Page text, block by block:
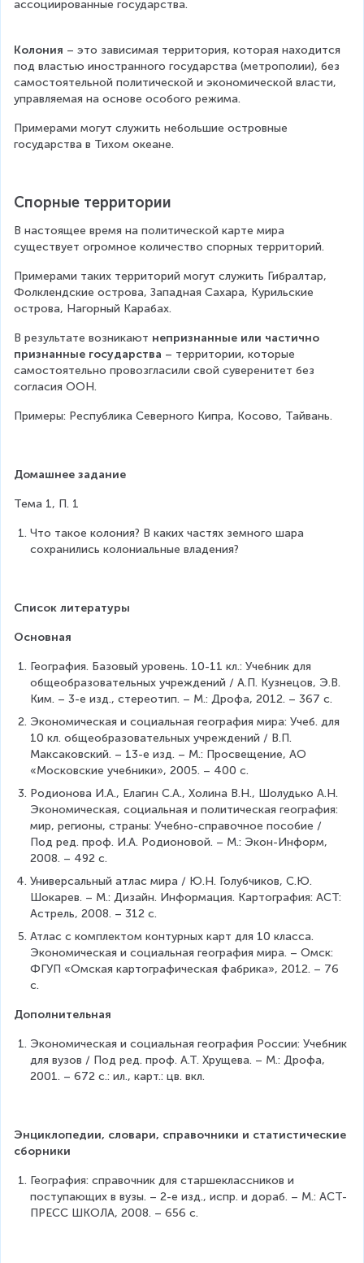
ассоциированные государства.
Колония – это зависимая территория, которая находится
под властью иностранного государства (метрополии), без
самостоятельной политической и экономической власти,
управляемая на основе особого режима.
Примерами могут служить небольшие островные
государства в Тихом океане.
Спорные территории
В настоящее время на политической карте мира
существует огромное количество спорных территорий.
Примерами таких территорий могут служить Гибралтар,
Фолклендские острова, Западная Сахара, Курильские
острова, Нагорный Карабах.
В результате возникают непризнанные или частично
признанные государства – территории, которые
самостоятельно провозгласили свой суверенитет без
согласия ООН.
Примеры: Республика Северного Кипра, Косово, Тайвань.
Домашнее задание
Тема 1, П. 1
Что такое колония? В каких частях земного шара
сохранились колониальные владения?
Список литературы
Основная
География. Базовый уровень. 10-11 кл.: Учебник для
общеобразовательных учреждений / А.П. Кузнецов, Э.В.
Ким. – 3-е изд., стереотип. – М.: Дрофа, 2012. – 367 с.
Экономическая и социальная география мира: Учеб. для
10 кл. общеобразовательных учреждений / В.П.
Максаковский. – 13-е изд. – М.: Просвещение, АО
«Московские учебники», 2005. – 400 с.
Родионова И.А., Елагин С.А., Холина В.Н., Шолудько А.Н.
Экономическая, социальная и политическая география:
мир, регионы, страны: Учебно-справочное пособие /
Под ред. проф. И.А. Родионовой. – М.: Экон-Информ,
2008. – 492 с.
Универсальный атлас мира / Ю.Н. Голубчиков, С.Ю.
Шокарев. – М.: Дизайн. Информация. Картография: АСТ:
Астрель, 2008. – 312 с.
Атлас с комплектом контурных карт для 10 класса.
Экономическая и социальная география мира. – Омск:
ФГУП «Омская картографическая фабрика», 2012. – 76
с.
Дополнительная
Экономическая и социальная география России: Учебник
для вузов / Под ред. проф. А.Т. Хрущева. – М.: Дрофа,
2001. – 672 с.: ил., карт.: цв. вкл.
Энциклопедии, словари, справочники и статистические
сборники
География: справочник для старшеклассников и
поступающих в вузы. – 2-е изд., испр. и дораб. – М.: АСТ-
ПРЕСС ШКОЛА, 2008. – 656 с.